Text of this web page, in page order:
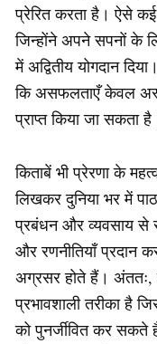
प्रेरित करता है। ऐसे
जिन्होंने अपने सपनों के
में अद्वितीय योगदान
कि असफलताएँ केवल
प्राप्त किया जा सकता
किताबें भी प्रेरणा के
लिखकर दुनिया भर में
प्रबंधन और व्यवसाय से
और रणनीतियाँ प्रदान
अग्रसर होते हैं। अंततः,
प्रभावशाली तरीका है
को पुनर्जीवित कर